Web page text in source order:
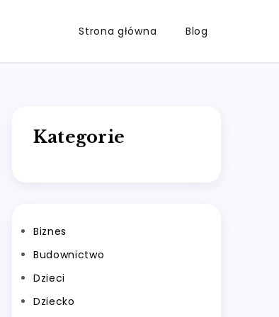
Strona główna Blog
Kategorie
Biznes
Budownictwo
Dzieci
Dziecko